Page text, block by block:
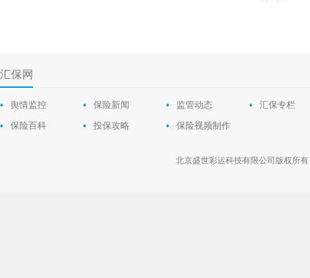
汇保网
• 舆情监控 • 保险新闻 • 监管动态 •
汇保专栏
•
保险百科 • 投保攻略 • 保险视频制作
北京盛世彩运科技有限公司版权所